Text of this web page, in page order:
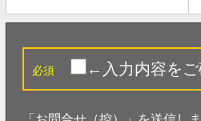
必須 ←入力内容をご